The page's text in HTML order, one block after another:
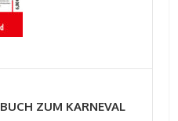
ZUM KARNEVAL